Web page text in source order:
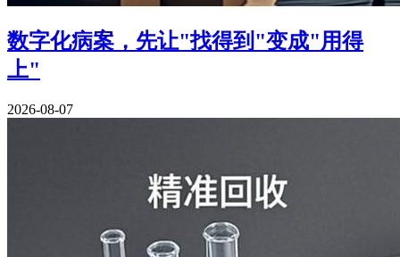
数字化病案，先让"找得到"变成"用得
上"
2026-08-07